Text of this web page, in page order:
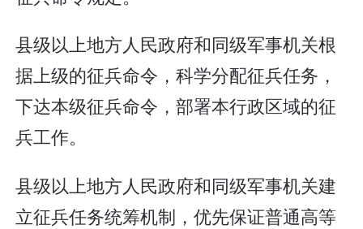
县级以上地方人民政府和同级军事机关根
据上级的征兵命令，科学分配征兵任务，
下达本级征兵命令，部署本行政区域的征
兵工作。
县级以上地方人民政府和同级军事机关建
立征兵任务统筹机制，优先保证普通高等